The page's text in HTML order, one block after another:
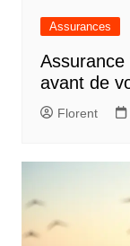
Assurances
avant de
Florent